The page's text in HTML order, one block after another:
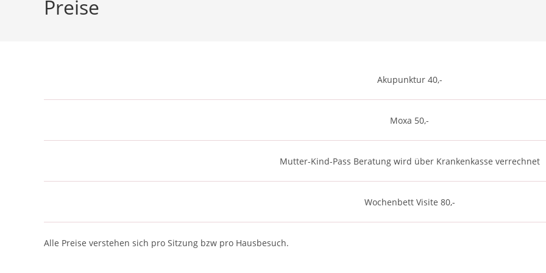
Preise
Akupunktur 40,-
Moxa 50,-
Mutter-Kind-Pass Beratung wird über Krankenkasse verrechnet
Wochenbett Visite 80,-
Alle Preise verstehen sich pro Sitzung bzw pro Hausbesuch.